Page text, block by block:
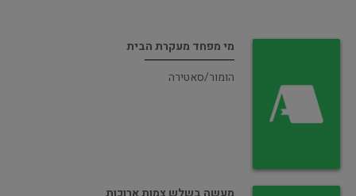
מי מפחד מעקרת הבית
הומור/סאטירה